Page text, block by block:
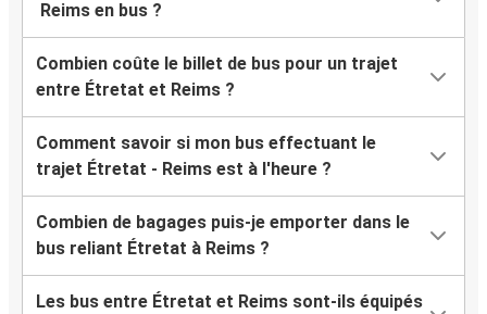
Reims en bus ?
Combien coûte le billet de bus pour un trajet
entre Étretat et Reims ?
Comment savoir si mon bus effectuant le
trajet Étretat - Reims est à l'heure ?
Combien de bagages puis-je emporter dans le
bus reliant Étretat à Reims ?
Les bus entre Étretat et Reims sont-ils équipés